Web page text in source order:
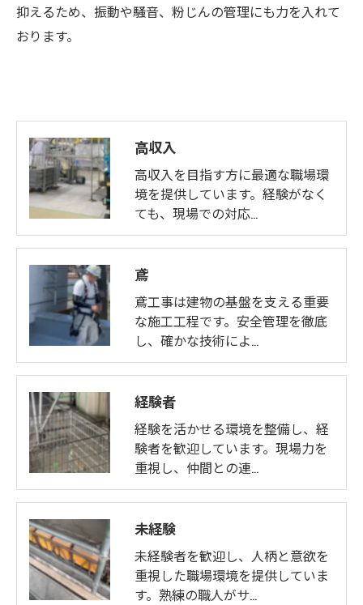
抑えるため、振動や騒音、粉じんの管理にも力を入れて
おります。
高収入
高収入を目指す方に最適な職場環
境を提供しています。経験がなく
ても、現場での対応…
鳶
鳶工事は建物の基盤を支える重要
な施工工程です。安全管理を徹底
し、確かな技術によ…
経験者
経験を活かせる環境を整備し、経
験者を歓迎しています。現場力を
重視し、仲間との連…
未経験
未経験者を歓迎し、人柄と意欲を
重視した職場環境を提供していま
す。熟練の職人がサ…